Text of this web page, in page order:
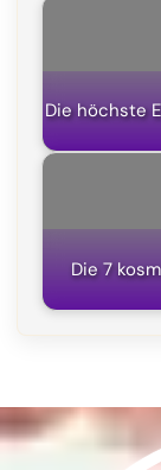
Die höchste
Die 7